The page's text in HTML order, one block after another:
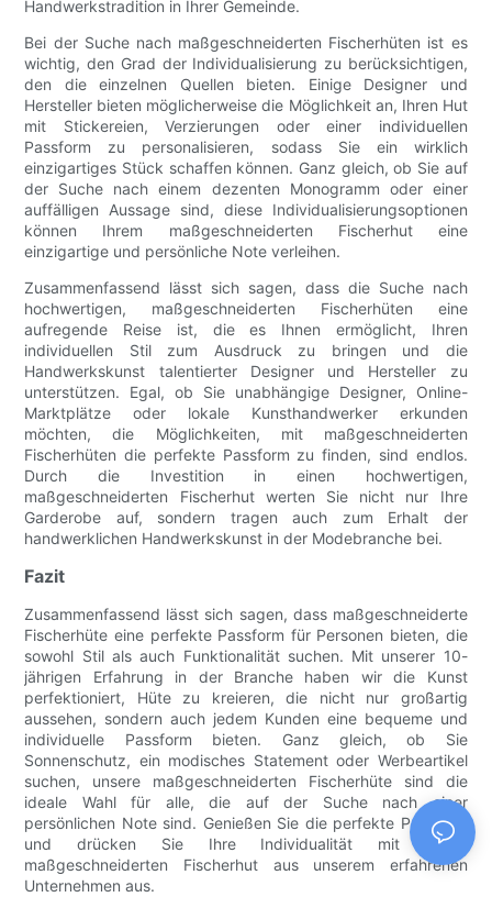
Handwerkstradition in Ihrer Gemeinde.
Bei der Suche nach maßgeschneiderten Fischerhüten ist es
wichtig, den Grad der Individualisierung zu berücksichtigen,
den die einzelnen Quellen bieten. Einige Designer und
Hersteller bieten möglicherweise die Möglichkeit an, Ihren Hut
mit Stickereien, Verzierungen oder einer individuellen
Passform zu personalisieren, sodass Sie ein wirklich
einzigartiges Stück schaffen können. Ganz gleich, ob Sie auf
der Suche nach einem dezenten Monogramm oder einer
auffälligen Aussage sind, diese Individualisierungsoptionen
können Ihrem maßgeschneiderten Fischerhut eine
einzigartige und persönliche Note verleihen.
Zusammenfassend lässt sich sagen, dass die Suche nach
hochwertigen, maßgeschneiderten Fischerhüten eine
aufregende Reise ist, die es Ihnen ermöglicht, Ihren
individuellen Stil zum Ausdruck zu bringen und die
Handwerkskunst talentierter Designer und Hersteller zu
unterstützen. Egal, ob Sie unabhängige Designer, Online-
Marktplätze oder lokale Kunsthandwerker erkunden
möchten, die Möglichkeiten, mit maßgeschneiderten
Fischerhüten die perfekte Passform zu finden, sind endlos.
Durch die Investition in einen hochwertigen,
maßgeschneiderten Fischerhut werten Sie nicht nur Ihre
Garderobe auf, sondern tragen auch zum Erhalt der
handwerklichen Handwerkskunst in der Modebranche bei.
Fazit
Zusammenfassend lässt sich sagen, dass maßgeschneiderte
Fischerhüte eine perfekte Passform für Personen bieten, die
sowohl Stil als auch Funktionalität suchen. Mit unserer 10-
jährigen Erfahrung in der Branche haben wir die Kunst
perfektioniert, Hüte zu kreieren, die nicht nur großartig
aussehen, sondern auch jedem Kunden eine bequeme und
individuelle Passform bieten. Ganz gleich, ob Sie
Sonnenschutz, ein modisches Statement oder Werbeartikel
suchen, unsere maßgeschneiderten Fischerhüte sind die
ideale Wahl für alle, die auf der Suche nach einer
persönlichen Note sind. Genießen Sie die perfekte Passform
und drücken Sie Ihre Individualität mit einem
maßgeschneiderten Fischerhut aus unserem erfahrenen
Unternehmen aus.